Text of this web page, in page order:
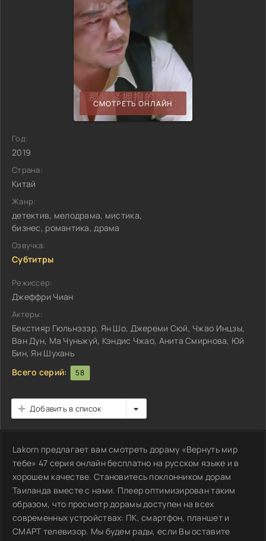
СМОТРЕТЬ ОНЛАЙН
Год:
2019
Страна:
Китай
Жанр:
детектив, мелодрама, мистика,
бизнес, романтика, драма
Озвучка:
Субтитры
Режиссер:
Джеффри Чиан
Актеры:
Бекстияр Гюльнэзэр, Ян Шо, Джереми Сюй, Чжао Инцзы,
Ван Дун, Ма Чуньжуй, Кэндис Чжао, Анита Смирнова, Юй
Бин, Ян Шухань
Всего серий:
58
Добавить в список
Lakorn предлагает вам смотреть дораму «Вернуть мир
тебе» 47 серия онлайн бесплатно на русском языке и в
хорошем качестве. Становитесь поклонником дорам
Таиланда вместе с нами. Плеер оптимизирован таким
образом, что просмотр дорамы доступен на всех
современных устройствах: ПК, смартфон, планшет и
СМАРТ телевизор. Мы будем рады, если Вы оставите